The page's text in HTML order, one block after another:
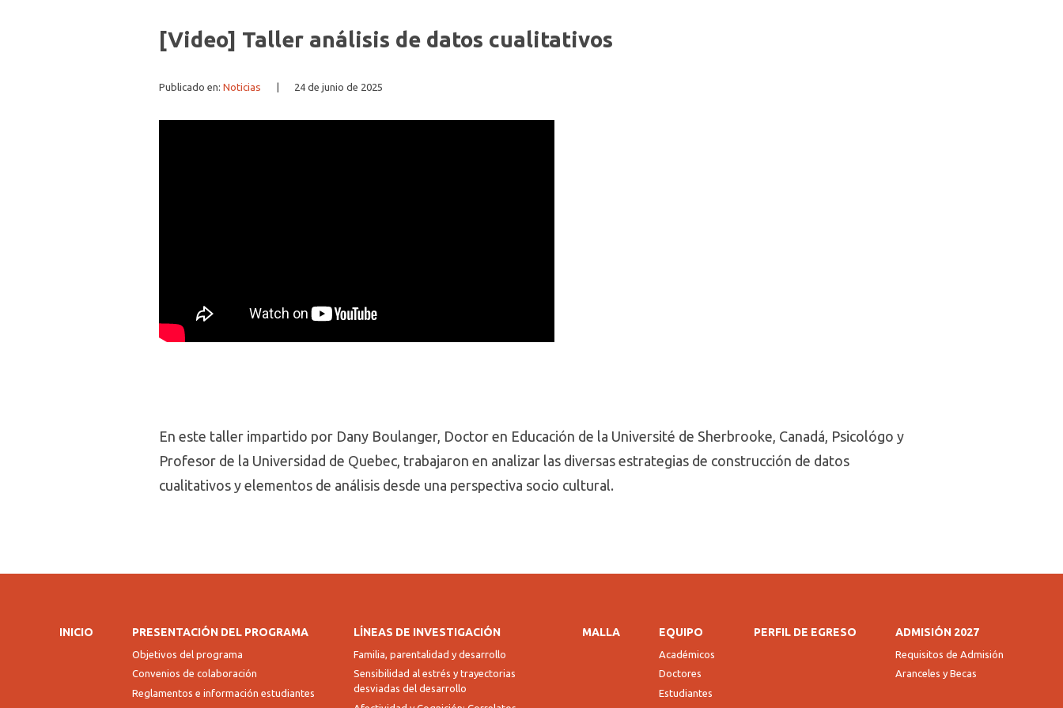
[Video] Taller análisis de datos cualitativos
Publicado en: Noticias 24 de junio de 2025
En este taller impartido por Dany Boulanger, Doctor en Educación de la Université de Sherbrooke, Canadá, Psicológo y
Profesor de la Universidad de Quebec, trabajaron en analizar las diversas estrategias de construcción de datos
cualitativos y elementos de análisis desde una perspectiva socio cultural.
INICIO PRESENTACIÓN DEL PROGRAMA
Objetivos del programa
Convenios de colaboración
Reglamentos e información estudiantes
LÍNEAS DE INVESTIGACIÓN
Familia, parentalidad y desarrollo
Sensibilidad al estrés y trayectorias
desviadas del desarrollo
MALLA EQUIPO
Académicos
Doctores
Estudiantes
PERFIL DE EGRESO ADMISIÓN 2027
Requisitos de Admisión
Aranceles y Becas